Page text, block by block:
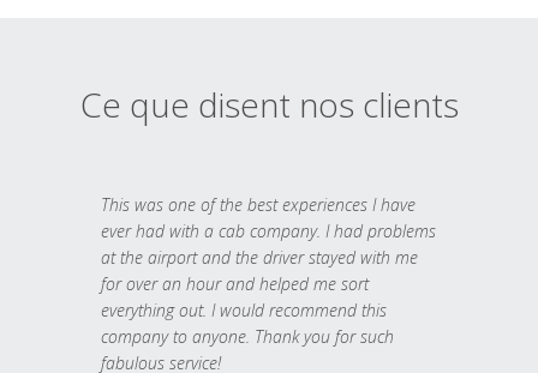
Ce que disent nos clients
This was one of the best experiences I have
ever had with a cab company. I had problems
at the airport and the driver stayed with me
for over an hour and helped me sort
everything out. I would recommend this
company to anyone. Thank you for such
fabulous service!